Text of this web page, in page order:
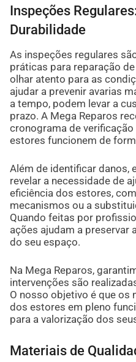
Inspeções
Durabilidade
As inspeções regulares
práticas para reparação
olhar atento para as
ajudar a prevenir avarias
a tempo, podem levar a
prazo. A Mega Reparos
cronograma de
estores funcionem de
Além de identificar danos,
revelar a necessidade de
eficiência dos estores,
mecanismos ou a
Quando feitas por
ações ajudam a preservar
do seu espaço.
Na Mega Reparos,
intervenções são
O nosso objetivo é que
dos estores em pleno
para a valorização dos
Materiais de